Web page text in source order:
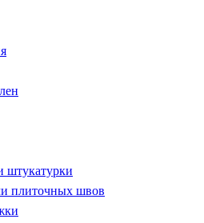
штукатурки
плиточных швов